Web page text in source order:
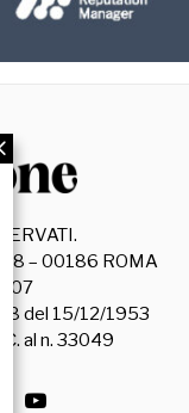
78 – 00186 ROMA
del 15/12/1953
al n. 33049